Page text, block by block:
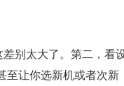
别太大了。第二，看
至让你选新机或者次新